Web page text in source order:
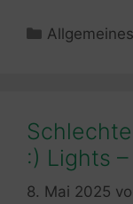
Kategorien
Allgemeines
:) Lights –
8. Mai 2025